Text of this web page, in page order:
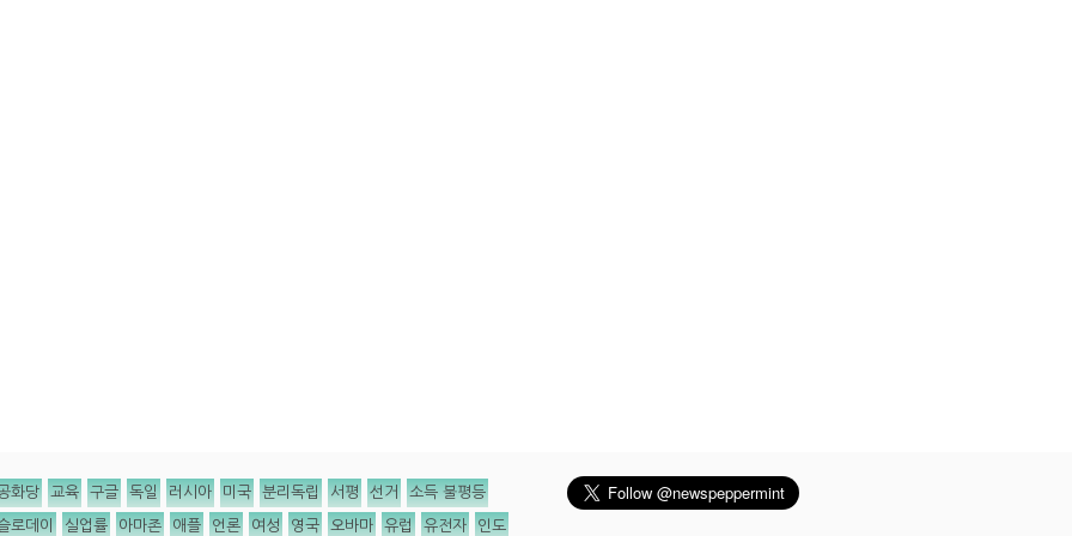
화당 교육 구글 독일 러시아 미국 분리독립 서평 선거 소득 불평등
로데이 실업률 아마존 애플 언론 여성 영국 오바마 유럽 유전자 인도